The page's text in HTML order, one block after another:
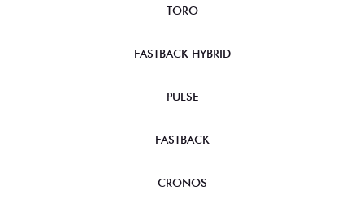
TORO
FASTBACK HYBRID
PULSE
FASTBACK
CRONOS